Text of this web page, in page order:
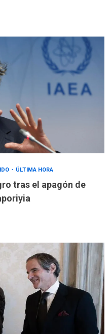
ÚLTIMA HORA
tras el apagón de